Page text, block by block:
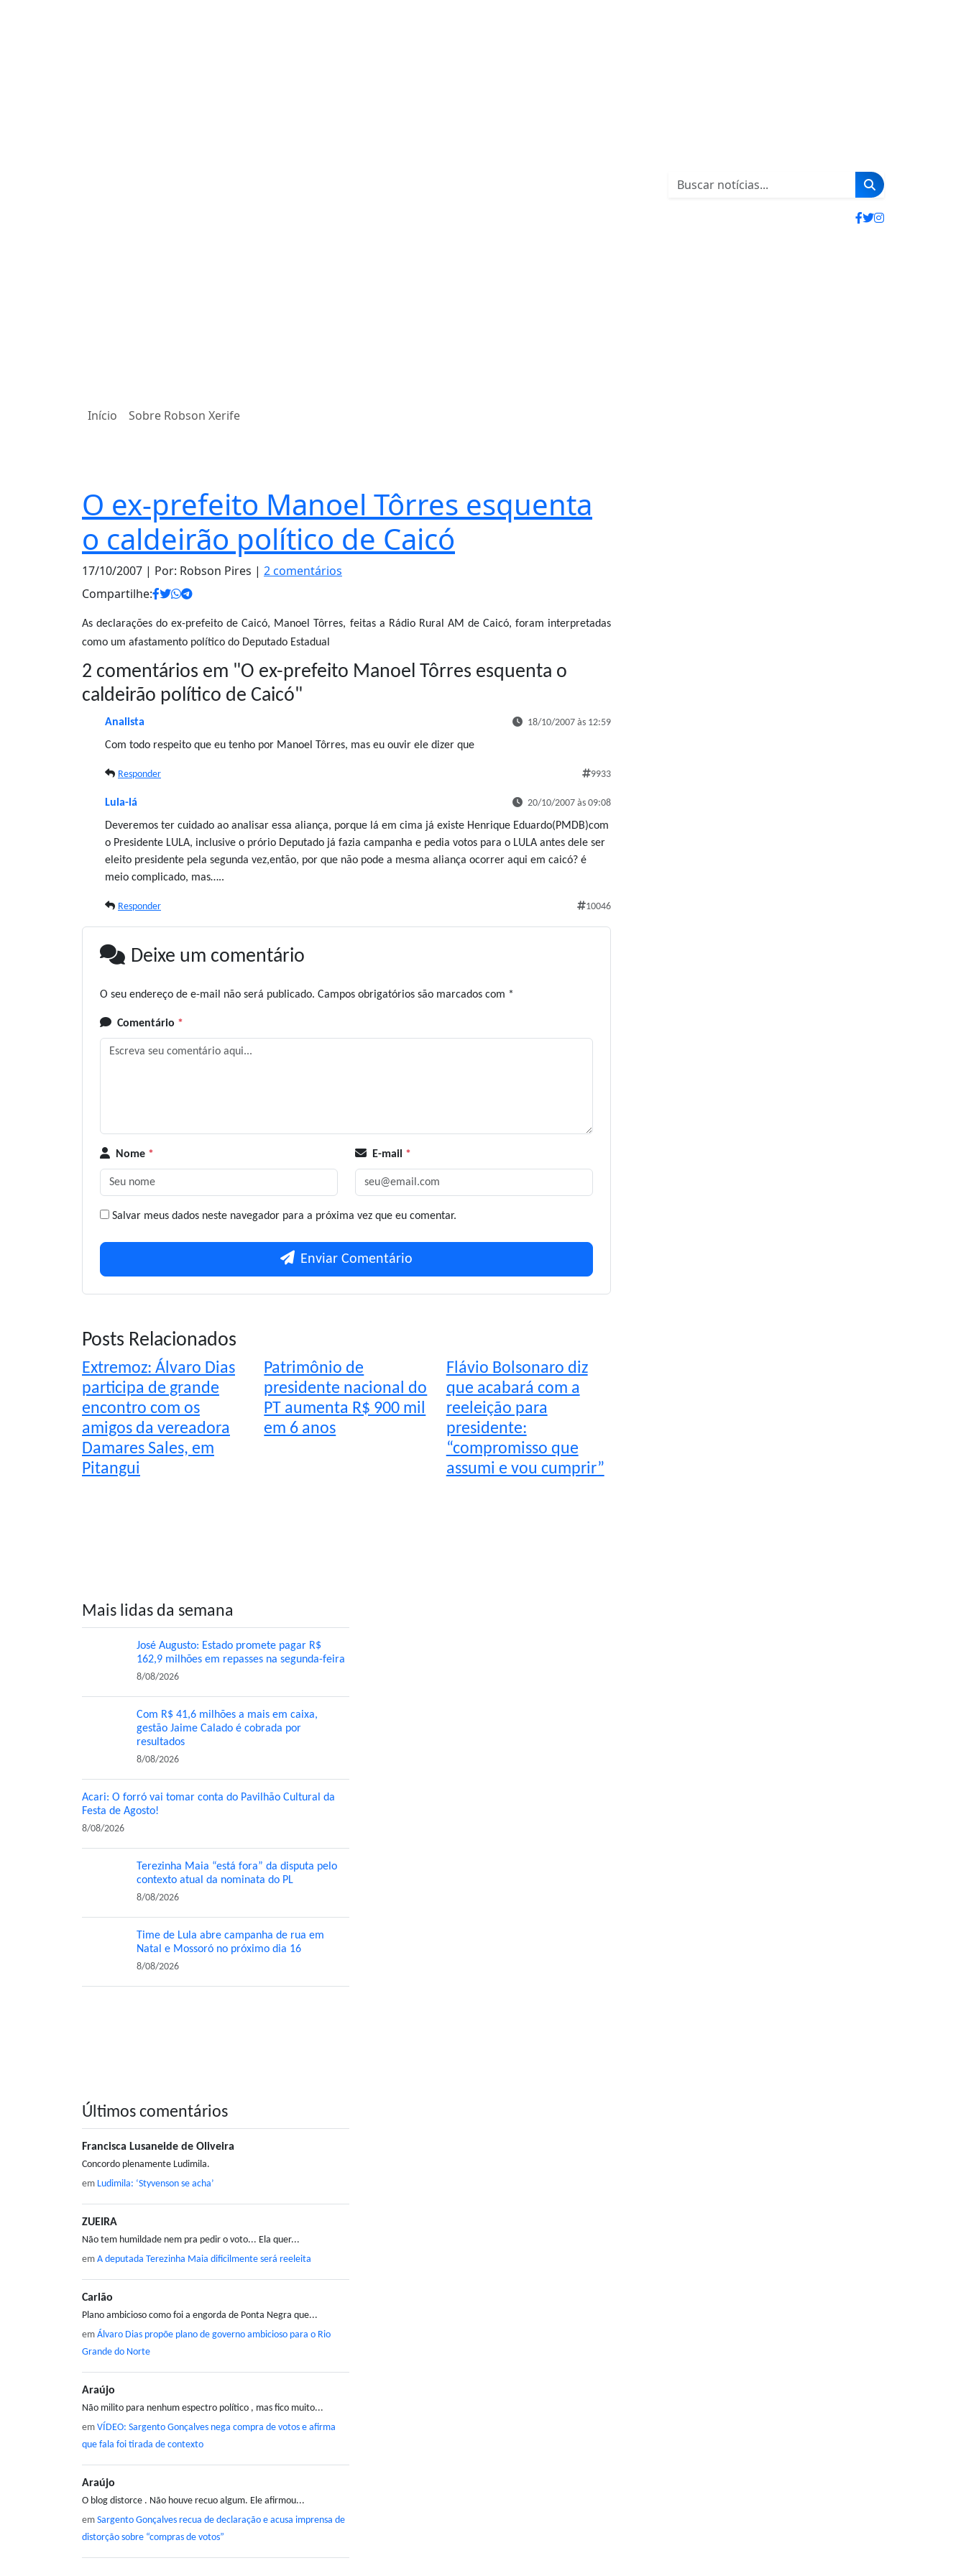
Início Sobre Robson Xerife
O ex-prefeito Manoel Tôrres esquenta
o caldeirão político de Caicó
17/10/2007 | Por: Robson Pires | 2 comentários
Compartilhe:
As declarações do ex-prefeito de Caicó, Manoel Tôrres, feitas a Rádio Rural AM de Caicó, foram interpretadas
como um afastamento político do Deputado Estadual
2 comentários em "O ex-prefeito Manoel Tôrres esquenta o
caldeirão político de Caicó"
Analista 18/10/2007 às 12:59
Com todo respeito que eu tenho por Manoel Tôrres, mas eu ouvir ele dizer que
Responder 9933
Lula-lá 20/10/2007 às 09:08
Deveremos ter cuidado ao analisar essa aliança, porque lá em cima já existe Henrique Eduardo(PMDB)com
o Presidente LULA, inclusive o prório Deputado já fazia campanha e pedia votos para o LULA antes dele ser
eleito presidente pela segunda vez,então, por que não pode a mesma aliança ocorrer aqui em caicó? é
meio complicado, mas…..
Responder 10046
Deixe um comentário
O seu endereço de e-mail não será publicado. Campos obrigatórios são marcados com *
Comentário *
Nome * E-mail *
Salvar meus dados neste navegador para a próxima vez que eu comentar.
Enviar Comentário
Posts Relacionados
Extremoz: Álvaro Dias
participa de grande
encontro com os
amigos da vereadora
Damares Sales, em
Pitangui
Patrimônio de
presidente nacional do
PT aumenta R$ 900 mil
em 6 anos
Flávio Bolsonaro diz
que acabará com a
reeleição para
presidente:
“compromisso que
assumi e vou cumprir”
Mais lidas da semana
José Augusto: Estado promete pagar R$
162,9 milhões em repasses na segunda-feira
8/08/2026
Com R$ 41,6 milhões a mais em caixa,
gestão Jaime Calado é cobrada por
resultados
8/08/2026
Acari: O forró vai tomar conta do Pavilhão Cultural da
Festa de Agosto!
8/08/2026
Terezinha Maia “está fora” da disputa pelo
contexto atual da nominata do PL
8/08/2026
Time de Lula abre campanha de rua em
Natal e Mossoró no próximo dia 16
8/08/2026
Últimos comentários
Francisca Lusaneide de Oliveira
Concordo plenamente Ludimila.
em Ludimila: ‘Styvenson se acha’
ZUEIRA
Não tem humildade nem pra pedir o voto... Ela quer...
em A deputada Terezinha Maia dificilmente será reeleita
Carlão
Plano ambicioso como foi a engorda de Ponta Negra que...
em Álvaro Dias propõe plano de governo ambicioso para o Rio
Grande do Norte
Araújo
Não milito para nenhum espectro político , mas fico muito...
em VÍDEO: Sargento Gonçalves nega compra de votos e afirma
que fala foi tirada de contexto
Araújo
O blog distorce . Não houve recuo algum. Ele afirmou...
em Sargento Gonçalves recua de declaração e acusa imprensa de
distorção sobre “compras de votos”